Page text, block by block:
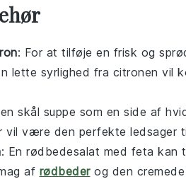
: For at tilføje en frisk og
lette syrlighed fra citronen vil
skål suppe som en side af
vil være den perfekte ledsager
: En rødbedesalat med feta kan
af rødbederog den cremede